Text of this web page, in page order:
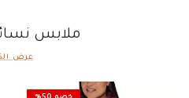
ملابس
عرض